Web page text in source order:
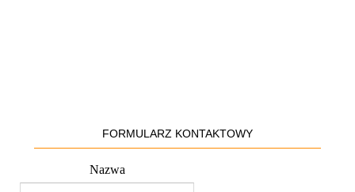
FORMULARZ KONTAKTOWY
Nazwa